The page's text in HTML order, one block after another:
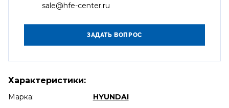
sale@hfe-center.ru
Характеристики:
Марка:
HYUNDAI